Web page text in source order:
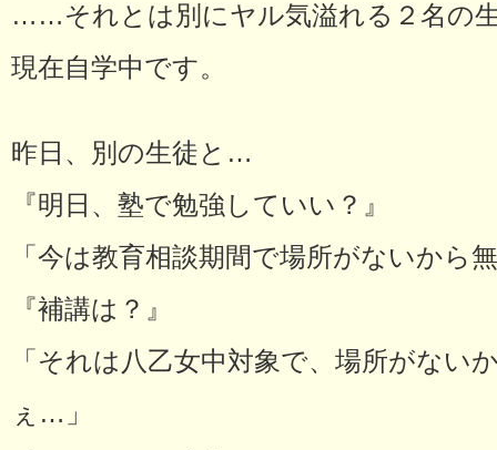
……それとは別にヤル気溢れる２名の
現在自学中です。
昨日、別の生徒と…
『明日、塾で勉強していい？』
「今は教育相談期間で場所がないから
『補講は？』
「それは八乙女中対象で、場所がない
ぇ…」